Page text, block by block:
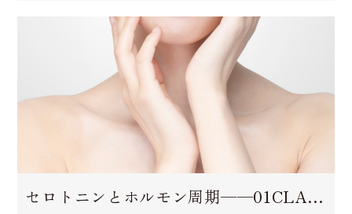
セロトニンとホルモン周期──01CLAS